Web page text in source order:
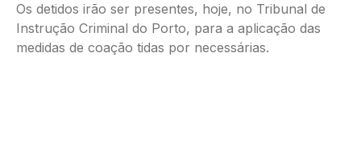
Os detidos irão ser presentes, hoje, no Tribunal de
Instrução Criminal do Porto, para a aplicação das
medidas de coação tidas por necessárias.